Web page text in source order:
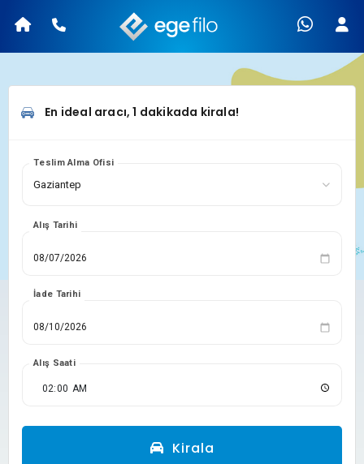
En ideal aracı, 1 dakikada kirala!
Teslim Alma Ofisi
Alış Tarihi
İade Tarihi
Alış Saati
Kirala